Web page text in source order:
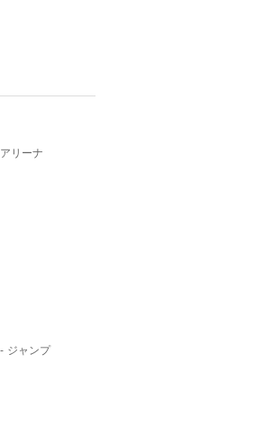
アリーナ
ジャンプ